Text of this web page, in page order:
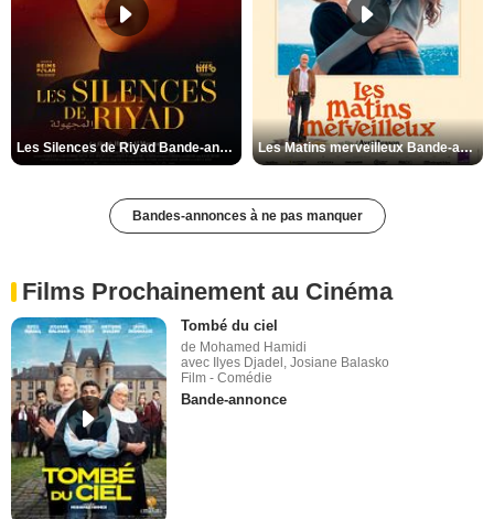
Les Silences de Riyad Bande-annonce VO STFR Les Matins merveilleux Bande-annonce VF
Bandes-annonces à ne pas manquer
Films Prochainement au Cinéma
Tombé du ciel
de Mohamed Hamidi
avec Ilyes Djadel, Josiane Balasko
Film - Comédie
Bande-annonce